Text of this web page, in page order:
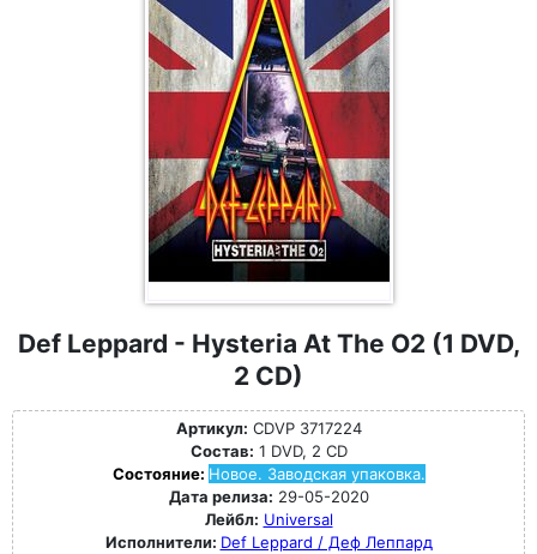
Def Leppard - Hysteria At The O2 (1 DVD,
2 CD)
Артикул: CDVP 3717224
Состав: 1 DVD, 2 CD
Состояние: Новое. Заводская упаковка.
Дата релиза: 29-05-2020
Лейбл: Universal
Исполнители: Def Leppard / Деф Леппард